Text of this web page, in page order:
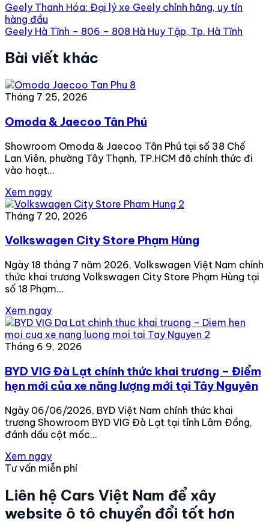
Geely Thanh Hóa: Đại lý xe Geely chính hãng, uy tín
hàng đầu
Geely Hà Tĩnh – 806 – 808 Hà Huy Tập, Tp. Hà Tĩnh
Bài viết khác
Tháng 7 25, 2026
Omoda & Jaecoo Tân Phú
Showroom Omoda & Jaecoo Tân Phú tại số 38 Chế
Lan Viên, phường Tây Thạnh, TP.HCM đã chính thức đi
vào hoạt…
Xem ngay
Tháng 7 20, 2026
Volkswagen City Store Phạm Hùng
Ngày 18 tháng 7 năm 2026, Volkswagen Việt Nam chính
thức khai trương Volkswagen City Store Phạm Hùng tại
số 18 Phạm…
Xem ngay
Tháng 6 9, 2026
BYD VIG Đà Lạt chính thức khai trương – Điểm
hẹn mới của xe năng lượng mới tại Tây Nguyên
Ngày 06/06/2026, BYD Việt Nam chính thức khai
trương Showroom BYD VIG Đà Lạt tại tỉnh Lâm Đồng,
đánh dấu cột mốc…
Xem ngay
Tư vấn miễn phí
Liên hệ Cars Việt Nam để xây
website ô tô chuyển đổi tốt hơn